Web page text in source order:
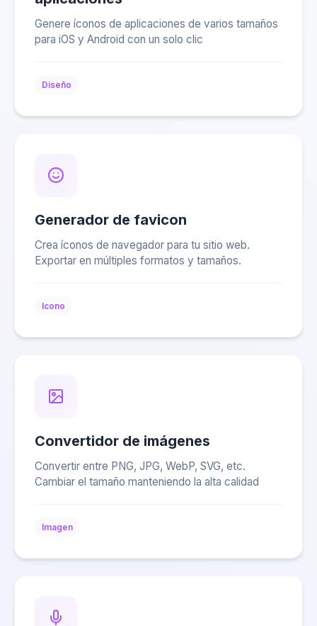
Genere íconos de aplicaciones de varios tamaños
para iOS y Android con un solo clic
Diseño
Generador de favicon
Crea íconos de navegador para tu sitio web.
Exportar en múltiples formatos y tamaños.
Icono
Convertidor de imágenes
Convertir entre PNG, JPG, WebP, SVG, etc.
Cambiar el tamaño manteniendo la alta calidad
Imagen